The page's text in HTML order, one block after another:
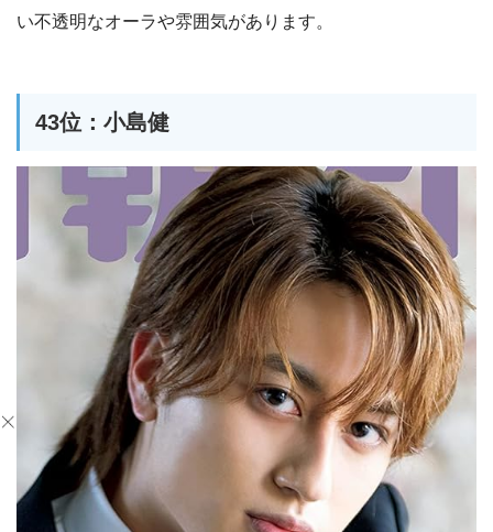
い不透明なオーラや雰囲気があります。
43位：小島健